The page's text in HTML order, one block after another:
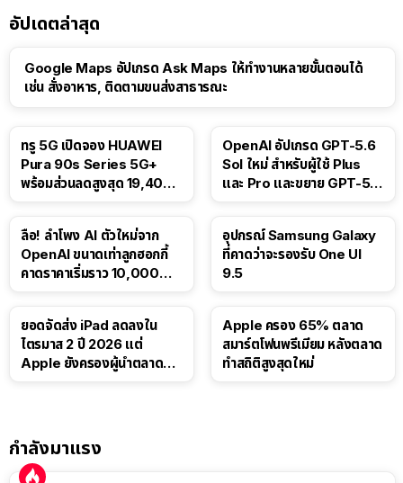
อัปเดตล่าสุด
Google Maps อัปเกรด Ask Maps ให้ทำงานหลายขั้นตอนได้
เช่น สั่งอาหาร, ติดตามขนส่งสาธารณะ
ทรู 5G เปิดจอง HUAWEI
Pura 90s Series 5G+
พร้อมส่วนลดสูงสุด 19,400
OpenAI อัปเกรด GPT-5.6
Sol ใหม่ สำหรับผู้ใช้ Plus
และ Pro และขยาย GPT-5.6
ลือ! ลำโพง AI ตัวใหม่จาก
OpenAI ขนาดเท่าลูกฮอกกี้
คาดราคาเริ่มราว 10,000
อุปกรณ์ Samsung Galaxy
ที่คาดว่าจะรองรับ One UI
9.5
ยอดจัดส่ง iPad ลดลงใน
ไตรมาส 2 ปี 2026 แต่
Apple ยังครองผู้นำตลาด
Apple ครอง 65% ตลาด
สมาร์ตโฟนพรีเมียม หลังตลาด
ทำสถิติสูงสุดใหม่
กำลังมาแรง